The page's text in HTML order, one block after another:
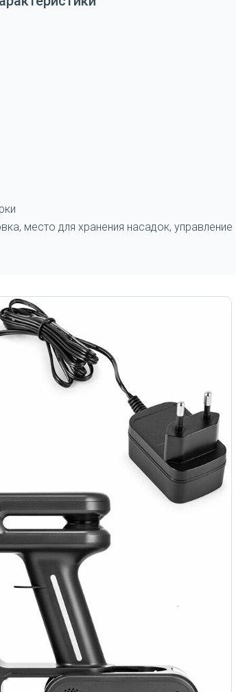
место для хранения насадок, управление